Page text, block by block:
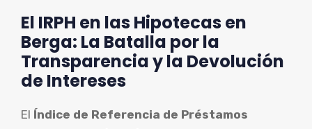
El IRPH en las Hipotecas en
Berga: La Batalla por la
Transparencia y la Devolución
de Intereses
El Índice de Referencia de Préstamos